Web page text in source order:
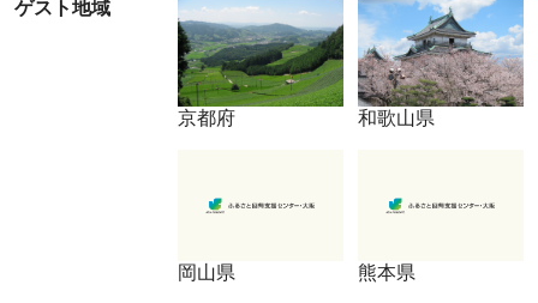
ゲスト地域
京都府 和歌山県
岡山県 熊本県